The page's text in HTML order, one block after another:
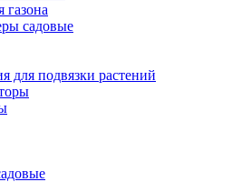
газона
садовые
для подвязки растений